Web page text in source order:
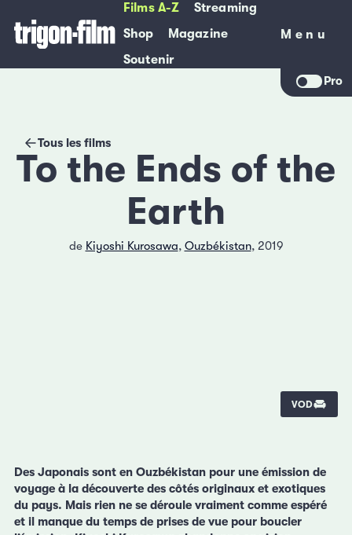
Films A-Z
Streaming
Shop
Magazine
Soutenir
Menu
Menu
Pro
Tous les films
To the Ends of the
Earth
de Kiyoshi Kurosawa, Ouzbékistan, 2019
VOD
Des Japonais sont en Ouzbékistan pour une émission de
voyage à la découverte des côtés originaux et exotiques
du pays. Mais rien ne se déroule vraiment comme espéré
et il manque du temps de prises de vue pour boucler